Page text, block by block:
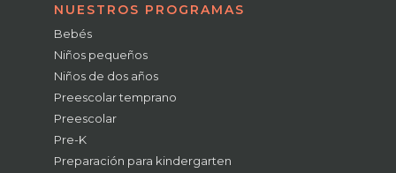
NUESTROS PROGRAMAS
Bebés
Niños pequeños
Niños de dos años
Preescolar temprano
Preescolar
Pre-K
Preparación para kindergarten